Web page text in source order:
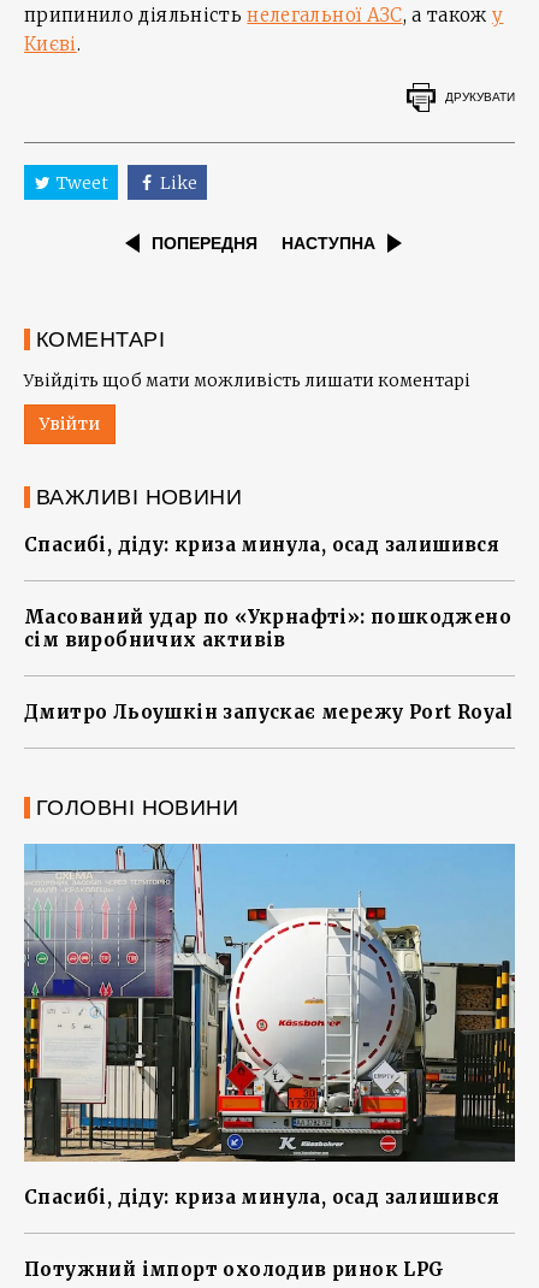
припинило діяльністьнелегальної АЗС, а такожу
Києві.
ДРУКУВАТИ
Tweet Like
ПОПЕРЕДНЯ НАСТУПНА
КОМЕНТАРІ
Увійдіть щоб мати можливість лишати коментарі
Увійти
ВАЖЛИВІ НОВИНИ
Спасибі, діду: криза минула, осад залишився
Масований удар по «Укрнафті»: пошкоджено
сім виробничих активів
Дмитро Льоушкін запускає мережу Port Royal
ГОЛОВНІ НОВИНИ
Спасибі, діду: криза минула, осад залишився
Потужний імпорт охолодив ринок LPG